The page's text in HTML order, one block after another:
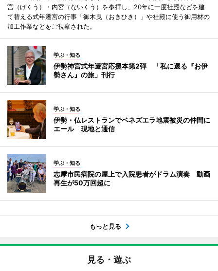
宮（げくう）・内宮（ないくう）を参拝し、20年に一度社殿などを建
て替える式年遷宮の行事「御木曳（おきひき）」や社殿に使う御用材の
加工作業などをご視察された。
学ぶ・知る
伊勢神宮式年遷宮応援本第2弾 「私に還る『お伊
勢さん』の旅」刊行
学ぶ・知る
伊勢・仏レストランでベネズエラ地震被災の仲間に
エール 現地と通信
学ぶ・知る
志摩市民病院の屋上で入院患者がドラム演奏 動画
再生が50万回超に
もっと見る
見る・遊ぶ